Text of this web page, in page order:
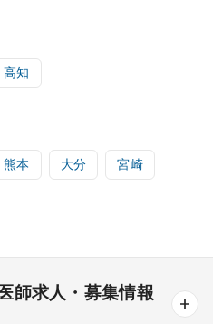
高知
熊本 大分 宮崎
師求人・募集情報